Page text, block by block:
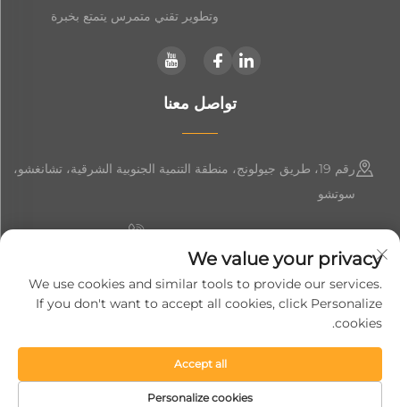
وتطوير تقني متمرس يتمتع بخبرة
تواصل معنا
رقم 19، طريق جيولونج، منطقة التنمية الجنوبية الشرقية، تشانغشو،
سوتشو
+86-19906239903
[email protected]
+86-13852981437
حقوق النشر © 2024 شركة سوزهو سوفت جيم لتجهيزات المعدات الذكية
المحدودة.سياسة الخصوصية
We value your privacy
We use cookies and similar tools to provide our services.
If you don't want to accept all cookies, click Personalize
cookies.
Personalize cookies
Accept all